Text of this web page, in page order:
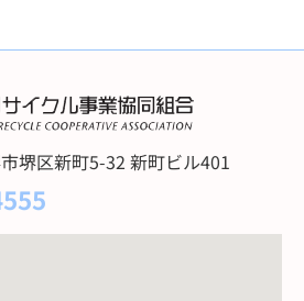
堺区新町5-32 新町ビル401